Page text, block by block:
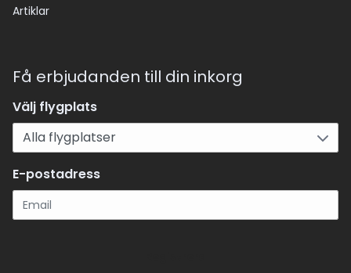
Artiklar
Få erbjudanden till din inkorg
Välj flygplats
E-postadress